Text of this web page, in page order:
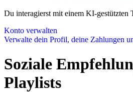
Du interagierst mit einem KI-gestützten
Konto verwalten
Verwalte dein Profil, deine Zahlungen
Soziale
Playlists